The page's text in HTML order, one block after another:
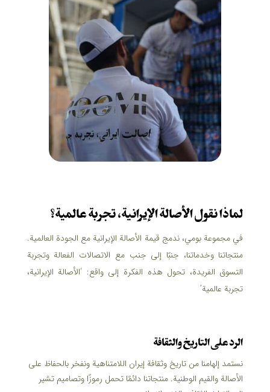
لماذا نقول الأصالة الإيرانية، تجربة عالمية؟
في مجموعة بومي، ندمج قيمة الأصالة الإيرانية مع الجودة العالمية.
منتجاتنا وخدماتنا، جنبًا إلى جنب مع الاتصالات الفعالة وتجربة
التسوق الفريدة، تحول هذه الفكرة إلى واقع: ‘الأصالة الإيرانية،
تجربة عالمية’
الرد على التاريخ والثقافة
نستمد إلهامنا من تاريخ وثقافة إيران اللامتناهية ونفخر بالحفاظ على
الأصالة والقيم الوطنية. منتجاتنا دائمًا تحمل رموزًا وتصاميم تشير